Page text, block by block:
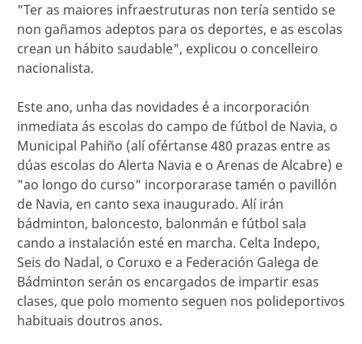
"Ter as maiores infraestruturas non tería sentido se
non gañamos adeptos para os deportes, e as escolas
crean un hábito saudable", explicou o concelleiro
nacionalista.
Este ano, unha das novidades é a incorporación
inmediata ás escolas do campo de fútbol de Navia, o
Municipal Pahiño (alí ofértanse 480 prazas entre as
dúas escolas do Alerta Navia e o Arenas de Alcabre) e
"ao longo do curso" incorporarase tamén o pavillón
de Navia, en canto sexa inaugurado. Alí irán
bádminton, baloncesto, balonmán e fútbol sala
cando a instalación esté en marcha. Celta Indepo,
Seis do Nadal, o Coruxo e a Federación Galega de
Bádminton serán os encargados de impartir esas
clases, que polo momento seguen nos polideportivos
habituais doutros anos.